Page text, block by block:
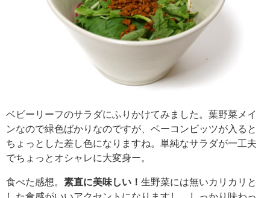
ベビーリーフのサラダにふりかけてみました。葉野菜メイ
ンなので緑色ばかりなのですが、ベーコンビッツが入ると
ちょっとした差し色になりますね。単純なサラダが一工夫
でちょっとオシャレに大変身ー。
食べた感想。 素直に美味しい！ 生野菜には無いカリカリと